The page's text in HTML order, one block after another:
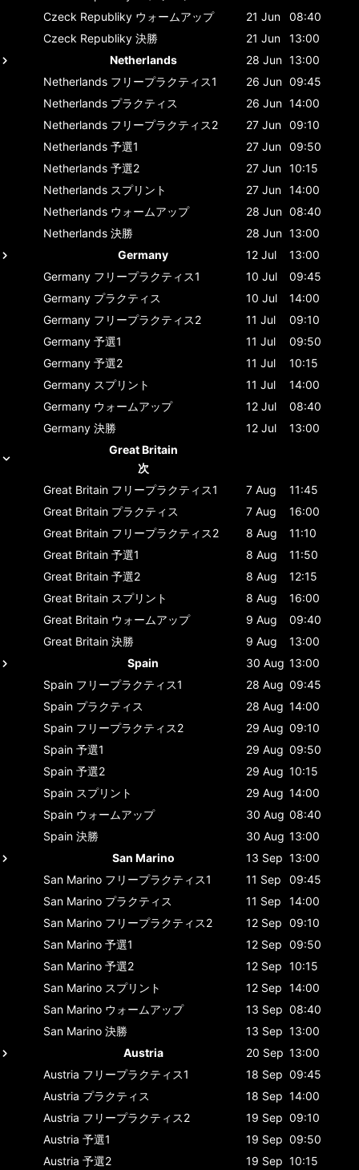
Czeck Republiky ウォームアップ 21 Jun
08:40
Czeck Republiky 決勝 21 Jun
13:00
Netherlands
28 Jun 13:00
Netherlands フリープラクティス1 26 Jun 09:45
Netherlands プラクティス 26 Jun 14:00
Netherlands フリープラクティス2 27 Jun 09:10
Netherlands 予選1 27 Jun 09:50
Netherlands 予選2 27 Jun 10:15
Netherlands スプリント 27 Jun 14:00
Netherlands ウォームアップ 28 Jun 08:40
Netherlands 決勝 28 Jun 13:00
Germany
12 Jul
13:00
Germany フリープラクティス1 10 Jul
09:45
Germany プラクティス 10 Jul
14:00
Germany フリープラクティス2 11 Jul
09:10
Germany 予選1 11 Jul
09:50
Germany 予選2 11 Jul
10:15
Germany スプリント 11 Jul
14:00
Germany ウォームアップ 12 Jul
08:40
Germany 決勝 12 Jul
13:00
Great Britain
次
Great Britain フリープラクティス1 7 Aug
11:45
Great Britain プラクティス 7 Aug
16:00
Great Britain フリープラクティス2 8 Aug
11:10
Great Britain 予選1 8 Aug
11:50
Great Britain 予選2 8 Aug
12:15
Great Britain スプリント 8 Aug
16:00
Great Britain ウォームアップ 9 Aug
09:40
Great Britain 決勝 9 Aug
13:00
Spain
30 Aug 13:00
Spain フリープラクティス1 28 Aug 09:45
Spain プラクティス 28 Aug 14:00
Spain フリープラクティス2 29 Aug 09:10
Spain 予選1 29 Aug 09:50
Spain 予選2 29 Aug 10:15
Spain スプリント 29 Aug 14:00
Spain ウォームアップ 30 Aug 08:40
Spain 決勝 30 Aug 13:00
San Marino
13 Sep 13:00
San Marino フリープラクティス1 11 Sep
09:45
San Marino プラクティス 11 Sep
14:00
San Marino フリープラクティス2 12 Sep 09:10
San Marino 予選1 12 Sep 09:50
San Marino 予選2 12 Sep 10:15
San Marino スプリント 12 Sep 14:00
San Marino ウォームアップ 13 Sep 08:40
San Marino 決勝 13 Sep 13:00
Austria
20 Sep 13:00
Austria フリープラクティス1 18 Sep 09:45
Austria プラクティス 18 Sep 14:00
Austria フリープラクティス2 19 Sep 09:10
Austria 予選1 19 Sep 09:50
Austria 予選2 19 Sep 10:15